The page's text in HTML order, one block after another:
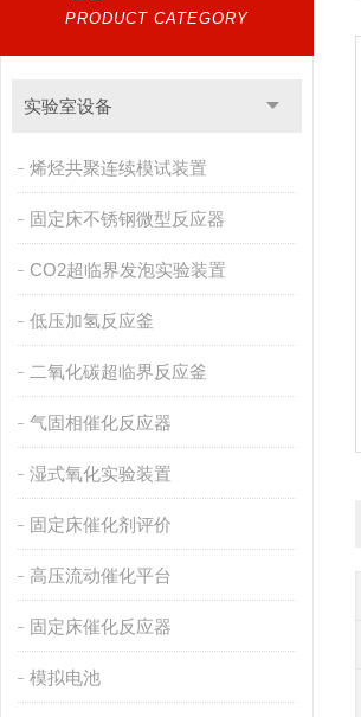
PRODUCT CATEGORY
实验室设备
烯烃共聚连续模试装置
固定床不锈钢微型反应器
CO2超临界发泡实验装置
低压加氢反应釜
二氧化碳超临界反应釜
气固相催化反应器
湿式氧化实验装置
固定床催化剂评价
高压流动催化平台
固定床催化反应器
模拟电池